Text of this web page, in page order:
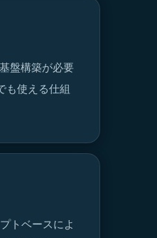
盤構築が必要
も使える仕組
トベースによ